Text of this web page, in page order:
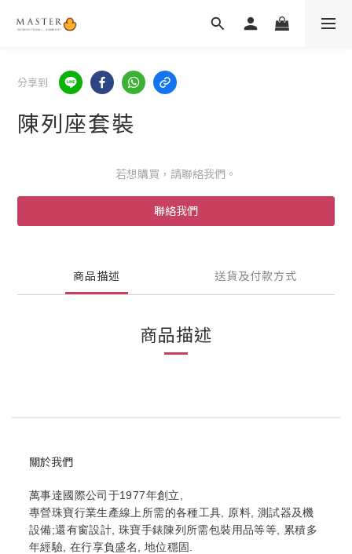
分享到
陳列座套裝
若想購買，請聯絡我們。
聯絡我們
商品描述 送貨及付款方式
商品描述
關於我們
萬事達國際公司于1977年創立,
專營珠寶行業生產線上所需的各種工具, 原料, 測試器及機
設備;還有窗設計, 珠寶手錶陳列所需包裝用品等等, 累積多
年經驗, 在行享負盛名, 地位穩固.